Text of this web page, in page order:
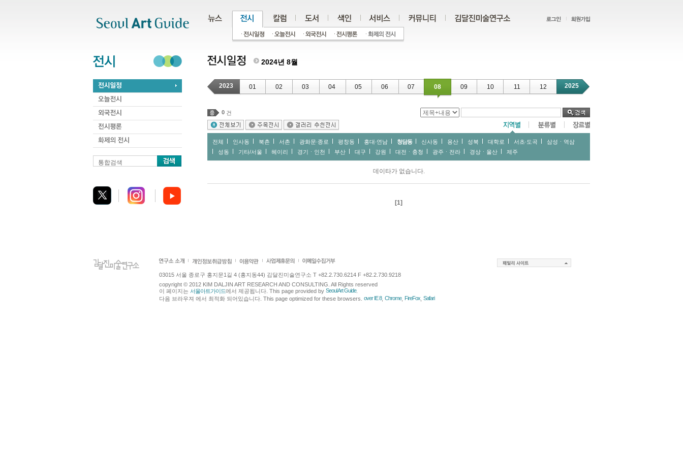
통합검색
2024년 8월
2023 01 02 03 04 05 06 07 08 09 10 11 12 2025
0 건
전체 인사동 북촌 서촌 광화문∙종로 평창동 홍대∙연남 청담동 신사동 용산 성북 대학로 서초∙도곡
삼성ㆍ역삼
성동
기타/서울 헤이리 경기ㆍ인천 부산 대구 강원 대전ㆍ충청 광주ㆍ전라 경상ㆍ울산 제주
데이타가 없습니다.
[1]
03015 서울 종로구 홍지문1길 4 (홍지동44) 김달진미술연구소 T +82.2.730.6214 F +82.2.730.9218
copyright © 2012 KIM DALJIN ART RESEARCH AND CONSULTING. All Rights reserved
이 페이지는 서울아트가이드에서 제공됩니다. This page provided by Seoul Art Guide.
다음 브라우져 에서 최적화 되어있습니다. This page optimized for these browsers. over IE 8, Chrome, FireFox Safari